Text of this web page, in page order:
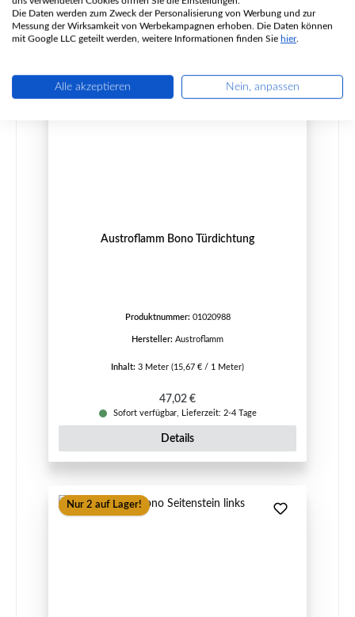
Details
Austroflamm Bono Türdichtung
Produktnummer: 01020988
Hersteller: Austroflamm
Inhalt: 3 Meter (15,67 € / 1 Meter)
Regulärer Preis:
47,02 €
Sofort verfügbar, Lieferzeit: 2-4 Tage
Details
Nur 2 auf Lager!
Die Daten werden zum Zweck der Personalisierung von Werbung und zur
Messung der Wirksamkeit von Werbekampagnen erhoben. Die Daten können
mit Google LLC geteilt werden, weitere Informationen finden Sie hier.
Alle akzeptieren Nein, anpassen